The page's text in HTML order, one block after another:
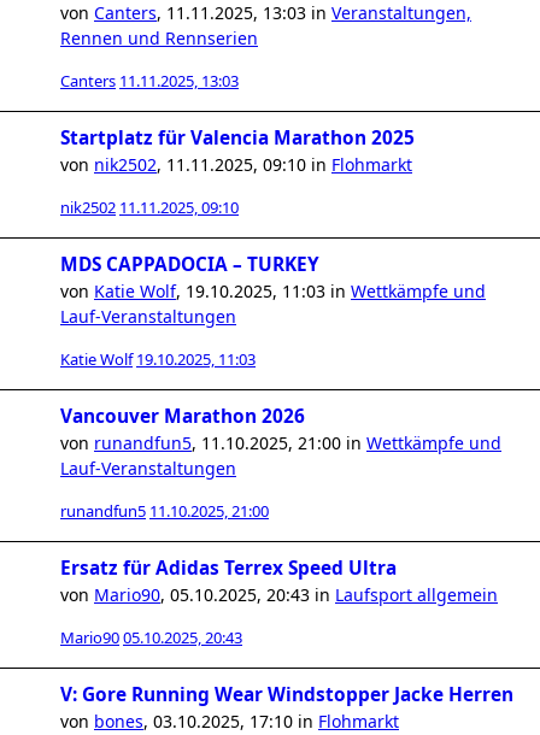
von Canters, 11.11.2025, 13:03 in Veranstaltungen,
Rennen und Rennserien
Canters 11.11.2025, 13:03
Startplatz für Valencia Marathon 2025
von nik2502, 11.11.2025, 09:10 in Flohmarkt
nik2502 11.11.2025, 09:10
MDS CAPPADOCIA – TURKEY
von Katie Wolf, 19.10.2025, 11:03 in Wettkämpfe und
Lauf-Veranstaltungen
Katie Wolf 19.10.2025, 11:03
Vancouver Marathon 2026
von runandfun5, 11.10.2025, 21:00 in Wettkämpfe und
Lauf-Veranstaltungen
runandfun5 11.10.2025, 21:00
Ersatz für Adidas Terrex Speed Ultra
von Mario90, 05.10.2025, 20:43 in Laufsport allgemein
Mario9005.10.2025, 20:43
V: Gore Running Wear Windstopper Jacke Herren
von bones, 03.10.2025, 17:10 in Flohmarkt